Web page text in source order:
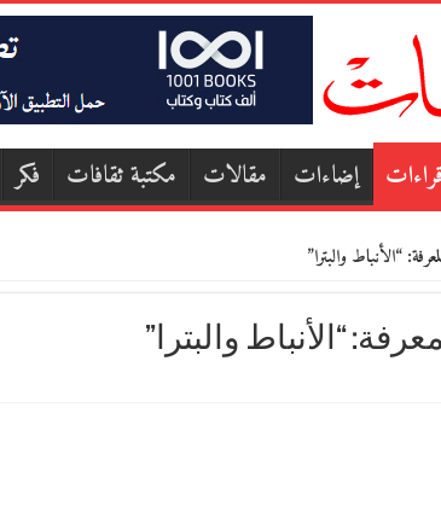
قراءات إضاءات مقالات مكتبة ثقافات فكر
“الأنباط والبترا”
“الأنباط والبترا”